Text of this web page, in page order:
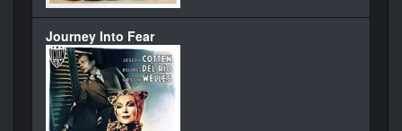
Journey Into Fear